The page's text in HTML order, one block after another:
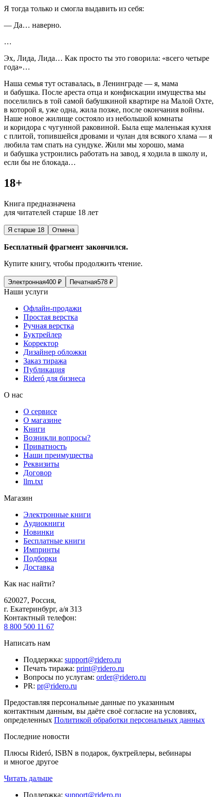
Я тогда только и смогла выдавить из себя:
— Да… наверно.
…
Эх, Лида, Лида… Как просто ты это говорила: «всего четыре
года»…
Наша семья тут оставалась, в Ленинграде — я, мама
и бабушка. После ареста отца и конфискации имущества мы
поселились в той самой бабушкиной квартире на Малой Охте,
в которой я, уже одна, жила позже, после окончания войны.
Наше новое жилище состояло из небольшой комнаты
и коридора с чугунной раковиной. Была еще маленькая кухня
с плитой, топившейся дровами и чулан для всякого хлама — я
любила там спать на сундуке. Жили мы хорошо, мама
и бабушка устроились работать на завод, я ходила в школу и,
если бы не блокада…
18+
Книга предназначена
для читателей старше 18 лет
Я старше 18 Отмена
Бесплатный фрагмент закончился.
Купите книгу, чтобы продолжить чтение.
Электронная400 ₽ Печатная578 ₽
Наши услуги
Офлайн-продажи
Простая верстка
Ручная верстка
Буктрейлер
Корректор
Дизайнер обложки
Заказ тиража
Публикация
Rideró для бизнеса
О нас
О сервисе
О магазине
Книги
Возникли вопросы?
Приватность
Наши преимущества
Реквизиты
Договор
llm.txt
Магазин
Электронные книги
Аудиокниги
Новинки
Бесплатные книги
Импринты
Подборки
Доставка
Как нас найти?
620027, Россия,
г. Екатеринбург, а/я 313
Контактный телефон:
8 800 500 11 67
Написать нам
Поддержка: support@ridero.ru
Печать тиража: print@ridero.ru
Вопросы по услугам: order@ridero.ru
PR: pr@ridero.ru
Предоставляя персональные данные по указанным
контактным данным, вы даёте своё согласие на условиях,
определенных Политикой обработки персональных данных
Последние новости
Плюсы Rideró, ISBN в подарок, буктрейлеры, вебинары
и многое другое
Читать дальше
Поддержка: support@ridero.ru